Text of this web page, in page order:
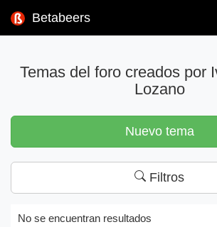
Betabeers
Temas del foro creados por
Lozano
Nuevo tema
Filtros
No se encuentran resultados